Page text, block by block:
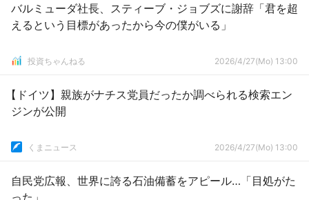
バルミューダ社長、スティーブ・ジョブズに謝辞「君を超
えるという目標があったから今の僕がいる」
投資ちゃんねる 2026/4/27(Mo) 13:00
【ドイツ】親族がナチス党員だったか調べられる検索エン
ジンが公開
くまニュース 2026/4/27(Mo) 13:00
自民党広報、世界に誇る石油備蓄をアピール…「目処がた
った」